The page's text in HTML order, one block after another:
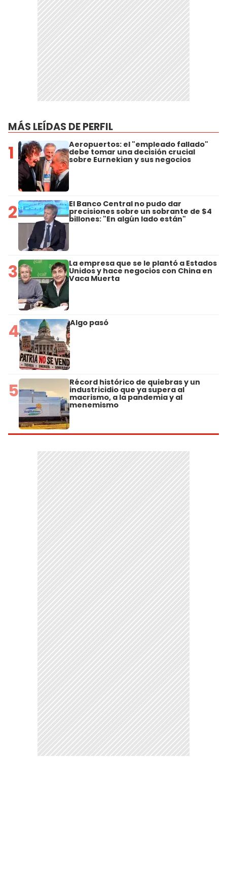
MÁS LEÍDAS DE PERFIL
1 Aeropuertos: el "empleado fallado"
debe tomar una decisión crucial
sobre Eurnekian y sus negocios
2 El Banco Central no pudo dar
precisiones sobre un sobrante de $4
billones: "En algún lado están"
3 La empresa que se le plantó a Estados
Unidos y hace negocios con China en
Vaca Muerta
4 Algo pasó
5 Récord histórico de quiebras y un
industricidio que ya supera al
macrismo, a la pandemia y al
menemismo